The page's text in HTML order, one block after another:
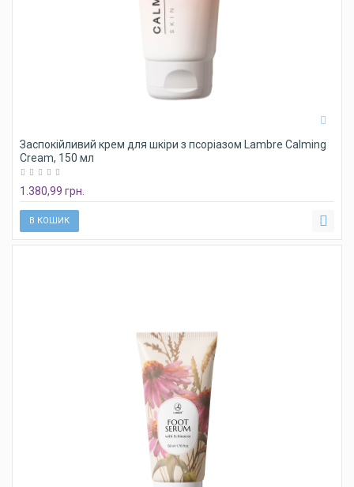
Заспокійливий крем для шкіри з псоріазом Lambre Calming
Cream, 150 мл
1.380,99 грн.
В КОШИК